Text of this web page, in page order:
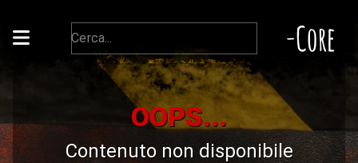
-Core
OOPS...
Contenuto non disponibile